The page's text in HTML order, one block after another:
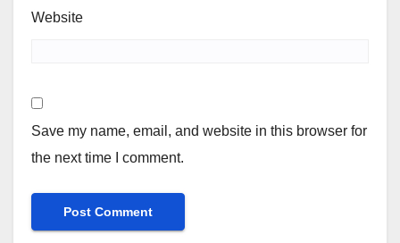
Website
Save my name, email, and website in this browser for
the next time I comment.